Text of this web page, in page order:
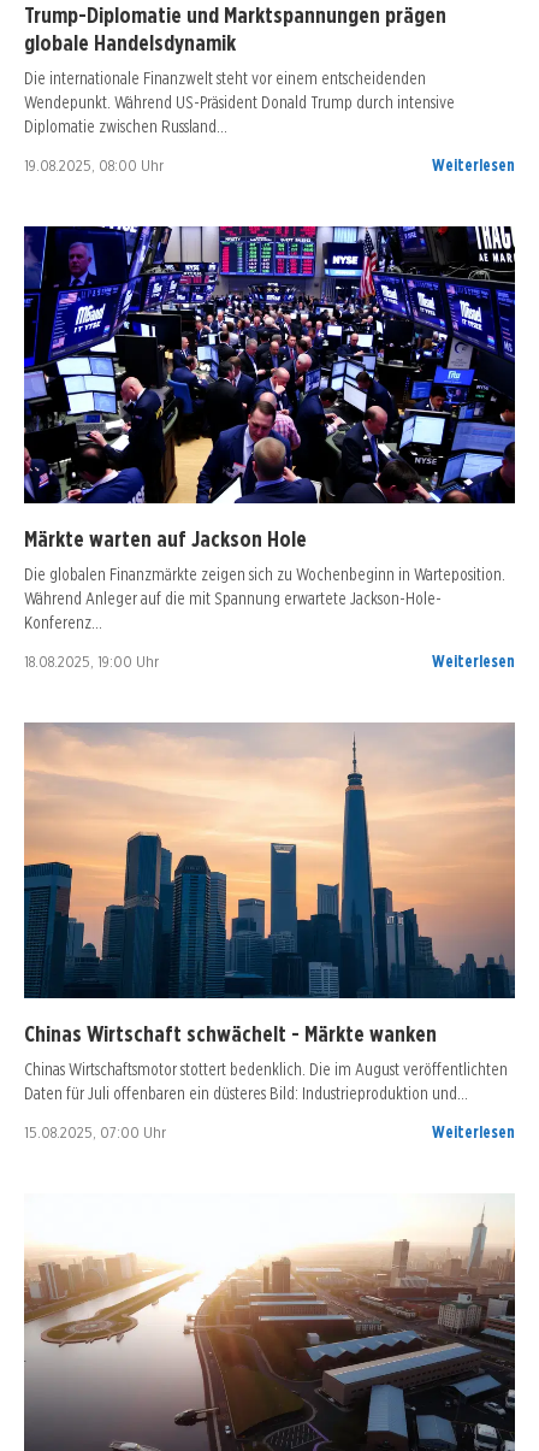
Trump-Diplomatie und Marktspannungen prägen
globale Handelsdynamik
Die internationale Finanzwelt steht vor einem entscheidenden
Wendepunkt. Während US-Präsident Donald Trump durch intensive
Diplomatie zwischen Russland…
19.08.2025, 08:00 Uhr Weiterlesen
Märkte warten auf Jackson Hole
Die globalen Finanzmärkte zeigen sich zu Wochenbeginn in Warteposition.
Während Anleger auf die mit Spannung erwartete Jackson-Hole-
Konferenz…
18.08.2025, 19:00 Uhr Weiterlesen
Chinas Wirtschaft schwächelt - Märkte wanken
Chinas Wirtschaftsmotor stottert bedenklich. Die im August veröffentlichten
Daten für Juli offenbaren ein düsteres Bild: Industrieproduktion und…
15.08.2025, 07:00 Uhr Weiterlesen